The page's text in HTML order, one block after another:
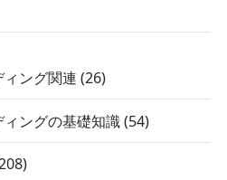
ング関連 (26)
ングの基礎知識 (54)